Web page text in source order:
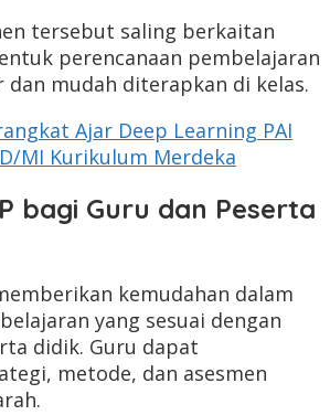
tersebut saling berkaitan
perencanaan pembelajaran
mudah diterapkan di kelas.
Ajar Deep Learning PAI
MI Kurikulum Merdeka
bagi Guru dan Peserta
kemudahan dalam
yang sesuai dengan
didik. Guru dapat
metode, dan asesmen